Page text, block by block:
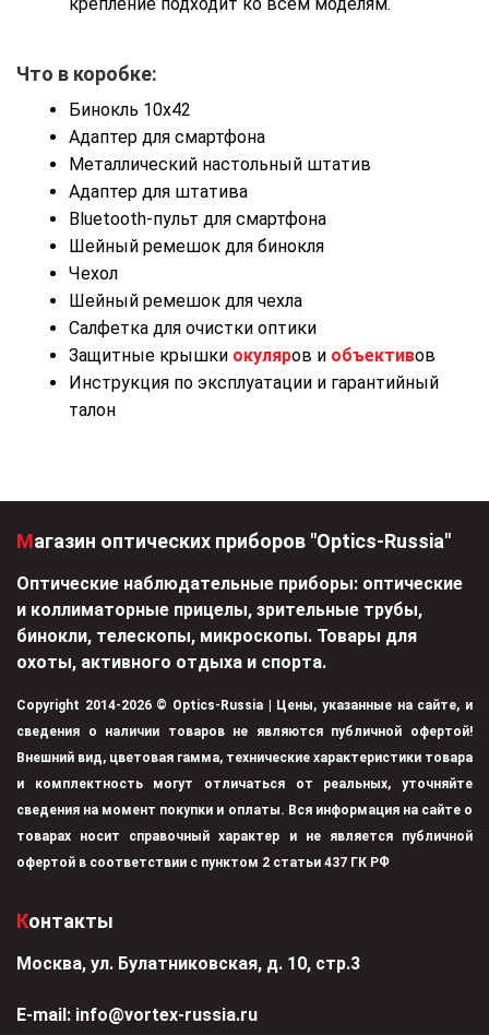
Что в коробке:
Бинокль 10х42
Адаптер для смартфона
Металлический настольный штатив
Адаптер для штатива
Bluetooth-пульт для смартфона
Шейный ремешок для бинокля
Чехол
Шейный ремешок для чехла
Салфетка для очистки оптики
Защитные крышки окуляров и объективов
Инструкция по эксплуатации и гарантийный
талон
Магазин оптических приборов "Optics-Russia"
Оптические наблюдательные приборы: оптические
и коллиматорные прицелы, зрительные трубы,
бинокли, телескопы, микроскопы. Товары для
охоты, активного отдыха и спорта.
Copyright 2014-2026 © Optics-Russia | Цены, указанные на сайте, и
сведения о наличии товаров не являются публичной офертой!
Внешний вид, цветовая гамма, технические характеристики товара
и комплектность могут отличаться от реальных, уточняйте
сведения на момент покупки и оплаты. Вся информация на сайте о
товарах носит справочный характер и не является публичной
офертой в соответствии с пунктом 2 статьи 437 ГК РФ
Контакты
Москва, ул. Булатниковская, д. 10, стр.3
Е-mail: info@vortex-russia.ru